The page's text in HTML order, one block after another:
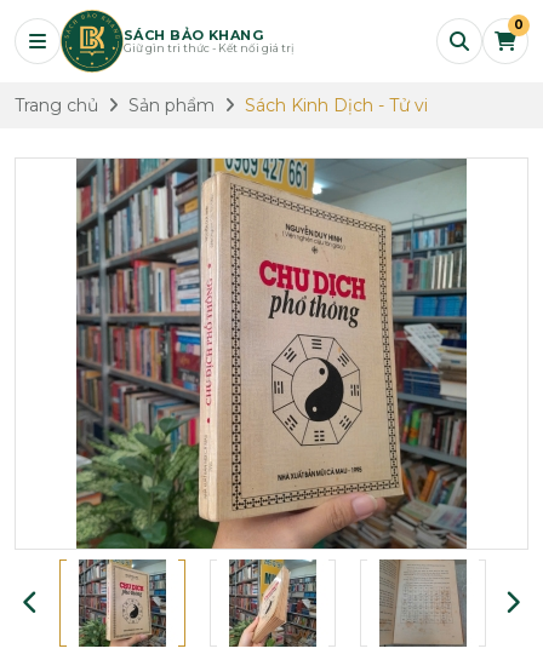
SÁCH BẢO KHANG
Giữ gìn tri thức - Kết nối giá trị
0
Trang chủ Sản phẩm Sách Kinh Dịch - Tử vi